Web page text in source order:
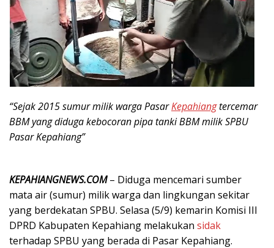
“Sejak 2015 sumur milik warga PasarKepahiangtercemar
BBM yang diduga kebocoran pipa tanki BBM milik SPBU
Pasar Kepahiang”
KEPAHIANGNEWS.COM– Diduga mencemari sumber
mata air (sumur) milik warga dan lingkungan sekitar
yang berdekatan SPBU. Selasa (5/9) kemarin Komisi III
DPRD Kabupaten Kepahiang melakukan sidak
terhadap SPBU yang berada di Pasar Kepahiang.